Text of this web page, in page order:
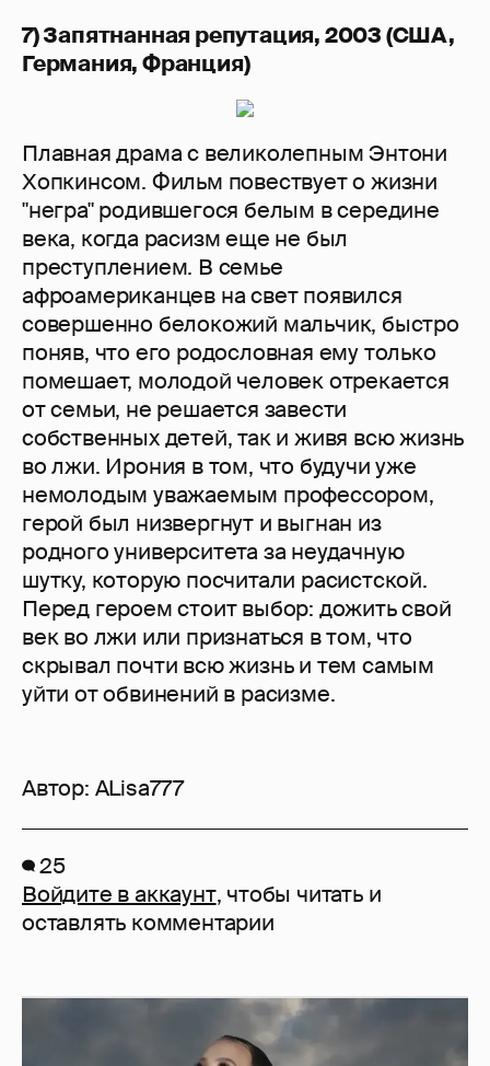
7) Запятнанная репутация, 2003 (США,
Германия, Франция)
Плавная драма с великолепным Энтони
Хопкинсом. Фильм повествует о жизни
"негра" родившегося белым в середине
века, когда расизм еще не был
преступлением. В семье
афроамериканцев на свет появился
совершенно белокожий мальчик, быстро
поняв, что его родословная ему только
помешает, молодой человек отрекается
от семьи, не решается завести
собственных детей, так и живя всю жизнь
во лжи. Ирония в том, что будучи уже
немолодым уважаемым профессором,
герой был низвергнут и выгнан из
родного университета за неудачную
шутку, которую посчитали расистской.
Перед героем стоит выбор: дожить свой
век во лжи или признаться в том, что
скрывал почти всю жизнь и тем самым
уйти от обвинений в расизме.
Автор: ALisa777
25
Войдите в аккаунт, чтобы читать и
оставлять комментарии